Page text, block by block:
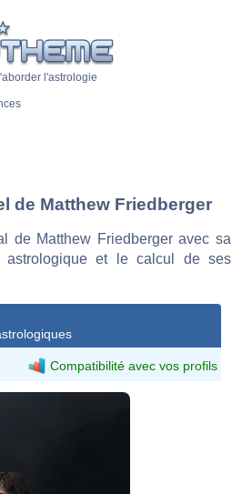
l'astrologie
de Matthew Friedberger
de Matthew Friedberger avec sa
et le calcul de ses
Compatibilité avec vos profils